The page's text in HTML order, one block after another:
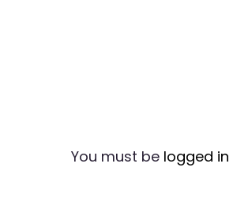
You must be logged in